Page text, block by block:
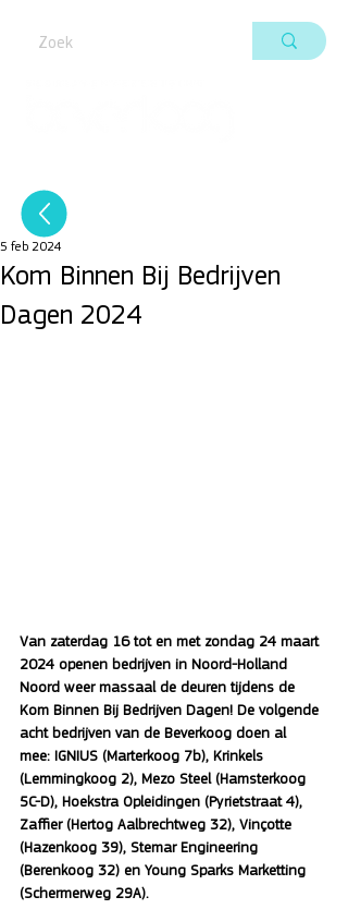
Kom Binnen Bij Bedrijven
Dagen 2024
5 feb 2024
Van zaterdag 16 tot en met zondag 24 maart
2024 openen bedrijven in Noord-Holland
Noord weer massaal de deuren tijdens de
Kom Binnen Bij Bedrijven Dagen! De volgende
acht bedrijven van de Beverkoog doen al
mee: IGNIUS (Marterkoog 7b), Krinkels
(Lemmingkoog 2), Mezo Steel (Hamsterkoog
5C-D), Hoekstra Opleidingen (Pyrietstraat 4),
Zaffier (Hertog Aalbrechtweg 32), Vinçotte
(Hazenkoog 39), Stemar Engineering
(Berenkoog 32) en Young Sparks Marketting
(Schermerweg 29A).